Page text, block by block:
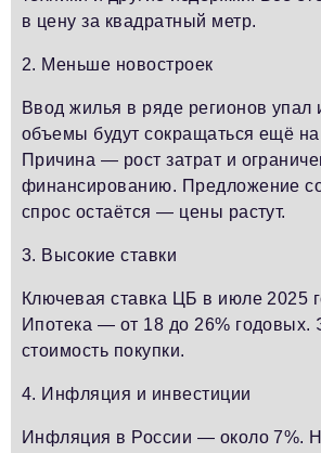
в цену за квадратный метр.
2. Меньше новостроек
Ввод жилья в ряде регионов упал
объемы будут сокращаться ещё
Причина — рост затрат и
финансированию. Предложение
спрос остаётся — цены растут.
3. Высокие ставки
Ключевая ставка ЦБ в июле 2025
Ипотека — от 18 до 26% годовых.
стоимость покупки.
4. Инфляция и инвестиции
Инфляция в России — около 7%.